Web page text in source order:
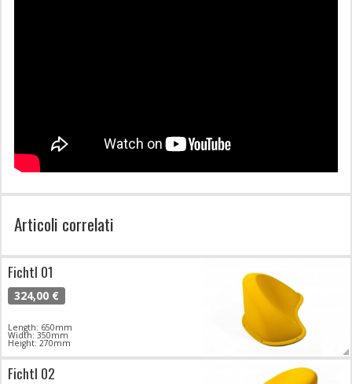
Articoli correlati
Fichtl 01
324,00 €
Length: 650mm
Width: 350mm
Height: 270mm
Fichtl 02